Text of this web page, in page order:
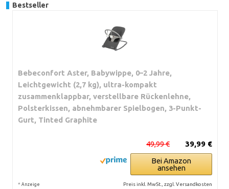
Bestseller
Bebeconfort Aster, Babywippe, 0–2 Jahre,
Leichtgewicht (2,7 kg), ultra-kompakt
zusammenklappbar, verstellbare Rückenlehne,
Polsterkissen, abnehmbarer Spielbogen, 3-Punkt-
Gurt, Tinted Graphite
39,99 €
49,99 €
Bei Amazon
ansehen
* Anzeige Preis inkl. MwSt., zzgl. Versandkosten